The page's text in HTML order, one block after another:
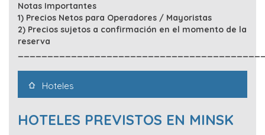
Notas Importantes
1) Precios Netos para Operadores / Mayoristas
2) Precios sujetos a confirmación en el momento de la
reserva
Hoteles
HOTELES PREVISTOS EN MINSK